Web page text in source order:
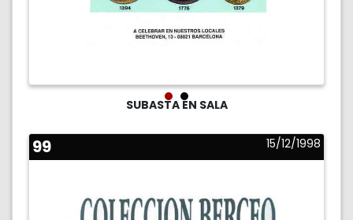
SUBASTA EN SALA
99 15/12/1998